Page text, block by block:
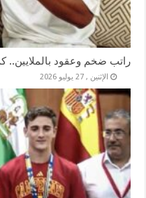
راتب ضخم وعقود بالملايين..
الإثنين , 27 يوليو 2026